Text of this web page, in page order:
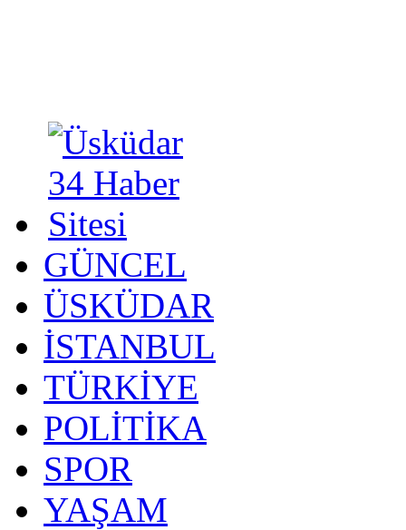
GÜNCEL
ÜSKÜDAR
İSTANBUL
TÜRKİYE
POLİTİKA
SPOR
YAŞAM